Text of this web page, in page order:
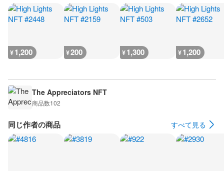
¥1,200 ¥200 ¥1,300 ¥1,200
The Appreciators NFT
商品数102
同じ作者の商品 すべて見る